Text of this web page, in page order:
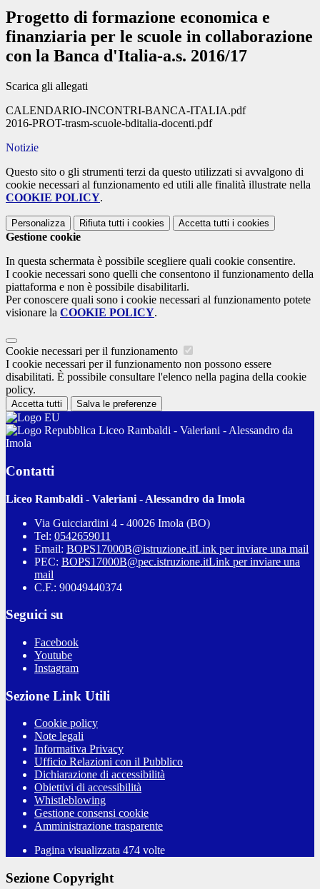
Progetto di formazione economica e
finanziaria per le scuole in collaborazione
con la Banca d'Italia-a.s. 2016/17
Scarica gli allegati
CALENDARIO-INCONTRI-BANCA-ITALIA.pdf
2016-PROT-trasm-scuole-bditalia-docenti.pdf
Notizie
Questo sito o gli strumenti terzi da questo utilizzati si avvalgono di
cookie necessari al funzionamento ed utili alle finalità illustrate nella
COOKIE POLICY.
Personalizza Rifiuta tutti i cookies Accetta tutti i cookies
Gestione cookie
In questa schermata è possibile scegliere quali cookie consentire.
I cookie necessari sono quelli che consentono il funzionamento della
piattaforma e non è possibile disabilitarli.
Per conoscere quali sono i cookie necessari al funzionamento potete
visionare la COOKIE POLICY.
Cookie necessari per il funzionamento
I cookie necessari per il funzionamento non possono essere
disabilitati. È possibile consultare l'elenco nella pagina della cookie
policy.
Accetta tutti Salva le preferenze
Liceo Rambaldi - Valeriani - Alessandro da
Imola
Contatti
Liceo Rambaldi - Valeriani - Alessandro da Imola
Via Guicciardini 4 - 40026 Imola (BO)
Tel: 0542659011
Email: BOPS17000B@istruzione.itLink per inviare una mail
PEC: BOPS17000B@pec.istruzione.itLink per inviare una
mail
C.F.: 90049440374
Seguici su
Facebook
Youtube
Instagram
Sezione Link Utili
Cookie policy
Note legali
Informativa Privacy
Ufficio Relazioni con il Pubblico
Dichiarazione di accessibilità
Obiettivi di accessibilità
Whistleblowing
Gestione consensi cookie
Amministrazione trasparente
Pagina visualizzata 474 volte
Sezione Copyright